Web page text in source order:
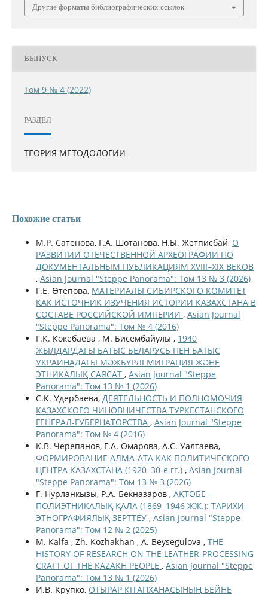
Другие форматы библиографических ссылок
ВЫПУСК
Том 9 № 4 (2022)
РАЗДЕЛ
ТЕОРИЯ МЕТОДОЛОГИИ
Похожие статьи
М.Р. Сатенова, Г.А. Шотанова, Н.Ы. Жетписбай, О
РАЗВИТИИ ОТЕЧЕСТВЕННОЙ АРХЕОГРАФИИ ПО
ДОКУМЕНТАЛЬНЫМ ПУБЛИКАЦИЯМ XVIII–XIX ВЕКОВ
, Asian Journal "Steppe Panorama": Том 13 № 3 (2026)
Г.Е. Өтепова, МАТЕРИАЛЫ СИБИРСКОГО КОМИТЕТ
КАК ИСТОЧНИК ИЗУЧЕНИЯ ИСТОРИИ КАЗАХСТАНА В
СОСТАВЕ РОССИЙСКОЙ ИМПЕРИИ , Asian Journal
"Steppe Panorama": Том № 4 (2016)
Г.К. Көкебаева , М. Бисембайұлы , 1940
ЖЫЛДАРДАҒЫ БАТЫС БЕЛАРУСЬ ПЕН БАТЫС
УКРАИНАДАҒЫ МӘЖБҮРЛІ МИГРАЦИЯ ЖӘНЕ
ЭТНИКАЛЫҚ САЯСАТ , Asian Journal "Steppe
Panorama": Том 13 № 1 (2026)
С.К. Удербаева, ДЕЯТЕЛЬНОСТЬ И ПОЛНОМОЧИЯ
КАЗАХСКОГО ЧИНОВНИЧЕСТВА ТУРКЕСТАНСКОГО
ГЕНЕРАЛ-ГУБЕРНАТОРСТВА , Asian Journal "Steppe
Panorama": Том № 4 (2016)
К.В. Черепанов, Г.А. Омарова, А.С. Уалтаева,
ФОРМИРОВАНИЕ АЛМА-АТА КАК ПОЛИТИЧЕСКОГО
ЦЕНТРА КАЗАХСТАНА (1920–30-е гг.) , Asian Journal
"Steppe Panorama": Том 13 № 3 (2026)
Г. Нурланкызы, Р.А. Бекназаров , АҚТӨБЕ –
ПОЛИЭТНИКАЛЫҚ ҚАЛА (1869–1946 ЖЖ.): ТАРИХИ-
ЭТНОГРАФИЯЛЫҚ ЗЕРТТЕУ , Asian Journal "Steppe
Panorama": Том 12 № 2 (2025)
M. Kalfa , Zh. Kozhakhan , A. Beysegulova , THE
HISTORY OF RESEARCH ON THE LEATHER-PROCESSING
CRAFT OF THE KAZAKH PEOPLE , Asian Journal "Steppe
Panorama": Том 13 № 1 (2026)
И.В. Крупко, ОТЫРАР КІТАПХАНАСЫНЫҢ БЕЙНЕ